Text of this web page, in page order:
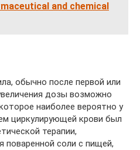
and chemical
обычно после первой или
дозы возможно
наиболее вероятно у
циркулирующей крови был
терапии,
поваренной соли с пищей,